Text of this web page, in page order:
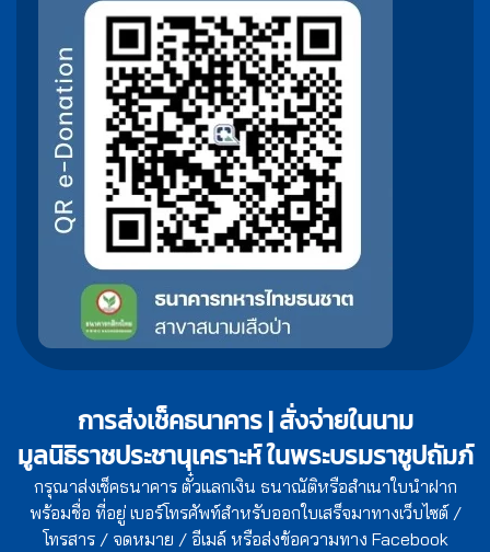
การส่งเช็คธนาคาร | สั่งจ่ายในนาม
มูลนิธิราชประชานุเคราะห์ ในพระบรมราชูปถัมภ์
กรุณาส่งเช็คธนาคาร ตั๋วแลกเงิน ธนาณัติหรือสำเนาใบนำฝาก
พร้อมชื่อ ที่อยู่ เบอร์โทรศัพท์สำหรับออกใบเสร็จมาทางเว็บไซต์ /
โทรสาร / จดหมาย / อีเมล์ หรือส่งข้อความทาง Facebook